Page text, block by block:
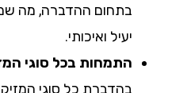
בתחום ההדברה, מה
יעיל ואיכותי.
התמחות בכל סוגי
בהדברת כל סוגי